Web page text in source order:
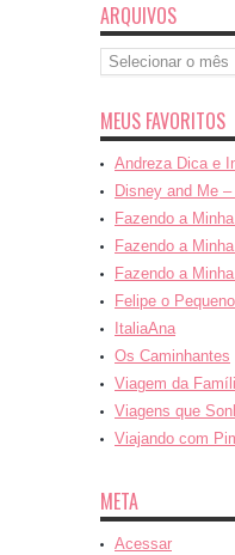
ARQUIVOS
Arquivos
MEUS FAVORITOS
Andreza Dica e
Disney and Me
Fazendo a
Fazendo a
Fazendo a
Felipe o
ItaliaAna
Os Caminhantes
Viagem da
Viagens que
Viajando com
META
Acessar